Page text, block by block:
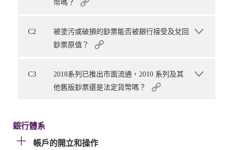
幣嗎？
C2
被塗污或破損的鈔票能否被銀行接受及兌回
鈔票原值？
C3
2018系列已推出市面流通，2010 系列及其
他舊版鈔票還是法定貨幣嗎？
銀行體系
帳戶的開立和操作